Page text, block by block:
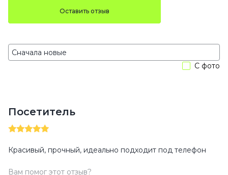
Оставить отзыв
С фото
Посетитель
Красивый, прочный, идеально подходит под телефон
Вам помог этот отзыв?